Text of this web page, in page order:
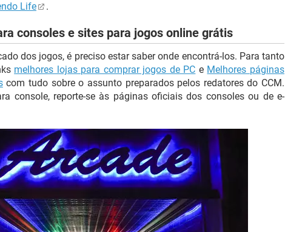
Life .
consoles e sites para jogos online grátis
dos jogos, é preciso estar saber onde encontrá-los. Para tanto
melhores lojas para comprar jogos de PC e Melhores páginas
com tudo sobre o assunto preparados pelos redatores do CCM.
console, reporte-se às páginas oficiais dos consoles ou de e-